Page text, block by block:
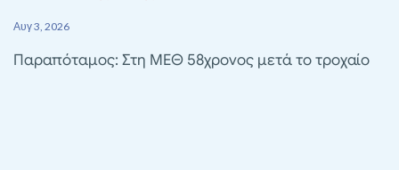
Αυγ 3, 2026
Παραπόταμος: Στη ΜΕΘ 58χρονος μετά το τροχαίο